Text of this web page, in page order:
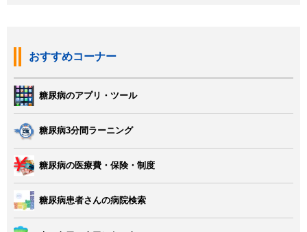
おすすめコーナー
糖尿病のアプリ・ツール
糖尿病3分間ラーニング
糖尿病の医療費・保険・制度
糖尿病患者さんの病院検索